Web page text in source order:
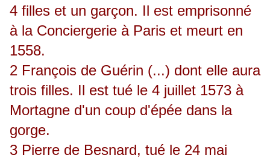
4 filles et un garçon. Il est emprisonné
à la Conciergerie à Paris et meurt en
1558.
2 François de Guérin (...) dont elle aura
trois filles. Il est tué le 4 juillet 1573 à
Mortagne d'un coup d'épée dans la
gorge.
3 Pierre de Besnard, tué le 24 mai